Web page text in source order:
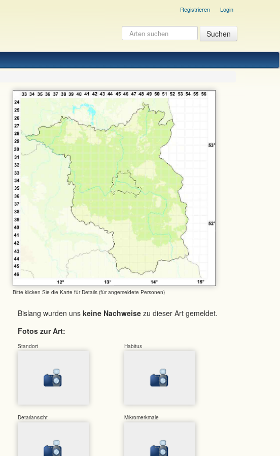
Registrieren Login
Bitte klicken Sie die Karte für Details (für angemeldete Personen)
Bislang wurden uns keine Nachweise zu dieser Art gemeldet.
Fotos zur Art:
Standort Habitus
Detailansicht Mikromerkmale